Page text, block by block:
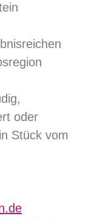
oder
Stück vom